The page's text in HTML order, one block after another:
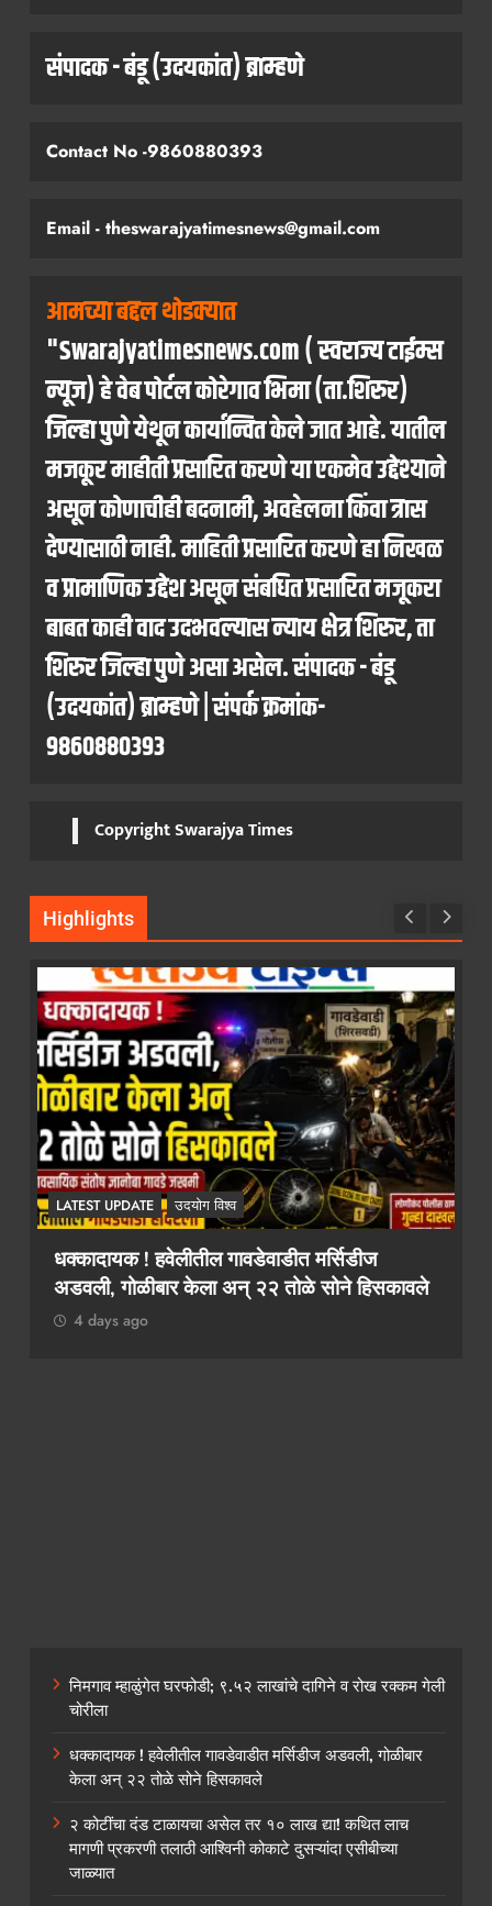
संपादक - बंडू (उदयकांत) ब्राम्हणे
Contact No -9860880393
Email - theswarajyatimesnews@gmail.com
आमच्या बद्दल थोडक्यात
"Swarajyatimesnews.com ( स्वराज्य टाईम्स
न्यूज) हे वेब पोर्टल कोरेगाव भिमा (ता.शिरुर)
जिल्हा पुणे येथून कार्यान्वित केले जात आहे. यातील
मजकूर माहीती प्रसारित करणे या एकमेव उद्देश्याने
असून कोणाचीही बदनामी, अवहेलना किंवा त्रास
देण्यासाठी नाही. माहिती प्रसारित करणे हा निखळ
व प्रामाणिक उद्देश असून संबधित प्रसारित मजूकरा
बाबत काही वाद उदभवल्यास न्याय क्षेत्र शिरुर, ता
शिरुर जिल्हा पुणे असा असेल. संपादक - बंडू
(उदयकांत) ब्राम्हणे | संपर्क क्रमांक-
9860880393
Copyright Swarajya Times
Highlights
LATEST UPDATE उदयोग विश्व
२ कोटींचा दंड टाळायचा असेल तर १० लाख द्या!
कथित लाच मागणी प्रकरणी तलाठी आश्विनी कोकाटे
दुसऱ्यांदा एसीबीच्या जाळ्यात
निमगाव म्हाळुंगेत घरफोडी; ९.५२ लाखांचे दागिने व रोख रक्कम गेली
चोरीला
धक्कादायक ! हवेलीतील गावडेवाडीत मर्सिडीज अडवली, गोळीबार
केला अन् २२ तोळे सोने हिसकावले
२ कोटींचा दंड टाळायचा असेल तर १० लाख द्या! कथित लाच
मागणी प्रकरणी तलाठी आश्विनी कोकाटे दुसऱ्यांदा एसीबीच्या
जाळ्यात